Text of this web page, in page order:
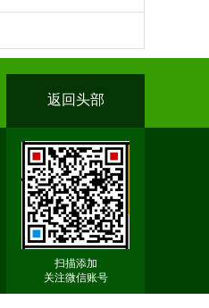
返回头部
扫描添加
关注微信账号